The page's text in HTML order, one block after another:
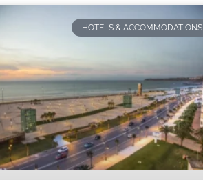
HOTELS & ACCOMMODATIONS